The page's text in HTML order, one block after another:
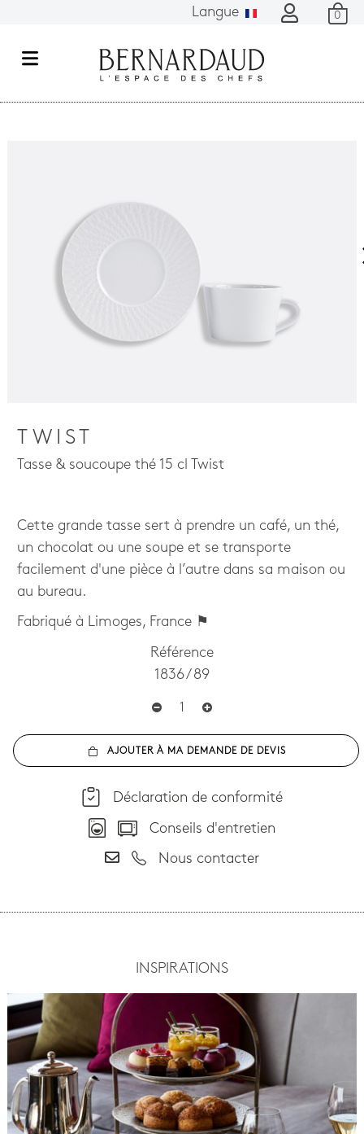
Langue 0
M
TWIST
Tasse & soucoupe thé 15 cl Twist
Cette grande tasse sert à prendre un café, un thé,
un chocolat ou une soupe et se transporte
facilement d'une pièce à l’autre dans sa maison ou
au bureau.
Fabriqué à Limoges, France ⚑
Référence
1836 / 89
AJOUTER À MA DEMANDE DE DEVIS
Déclaration de conformité
Conseils d'entretien
Nous contacter
INSPIRATIONS